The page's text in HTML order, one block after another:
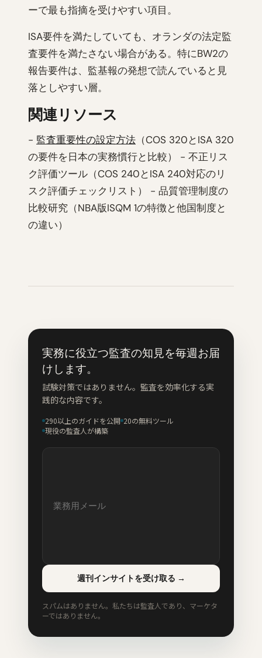
ーで最も指摘を受けやすい項目。
ISA要件を満たしていても、オランダの法定監
査要件を満たさない場合がある。特にBW2の
報告要件は、監基報の発想で読んでいると見
落としやすい層。
関連リソース
- 監査重要性の設定方法 （COS 320とISA 320
の要件を日本の実務慣行と比較） - 不正リス
ク評価ツール（COS 240とISA 240対応のリ
スク評価チェックリスト） - 品質管理制度の
比較研究（NBA版ISQM 1の特徴と他国制度と
の違い）
実務に役立つ監査の知見を毎週お届
けします。
試験対策ではありません。監査を効率化する実
践的な内容です。
290以上のガイドを公開 20の無料ツール
現役の監査人が構築
週刊インサイトを受け取る →
スパムはありません。私たちは監査人であり、マーケタ
ーではありません。